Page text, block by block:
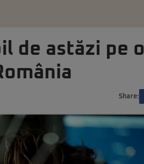
de astăzi pe o
Share: